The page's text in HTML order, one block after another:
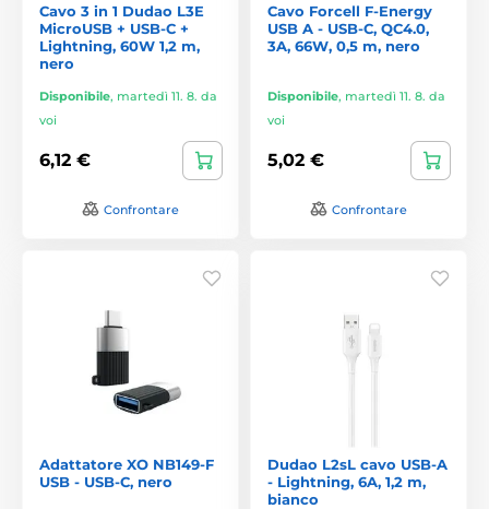
Cavo 3 in 1 Dudao L3E
MicroUSB + USB-C +
Lightning, 60W 1,2 m,
nero
Disponibile, martedì 11. 8. da
voi
6,12 €
Confrontare
Cavo Forcell F-Energy
USB A - USB-C, QC4.0,
3A, 66W, 0,5 m, nero
Disponibile, martedì 11. 8. da
voi
5,02 €
Confrontare
Adattatore XO NB149-F
USB - USB-C, nero
Dudao L2sL cavo USB-A
- Lightning, 6A, 1,2 m,
bianco